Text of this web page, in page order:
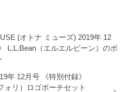
(オトナ ミューズ) 2019年 12
L.L.Bean（エルエルビーン）のボ
年 12月号 《特別付録》
ォリ）ロゴポーチセット